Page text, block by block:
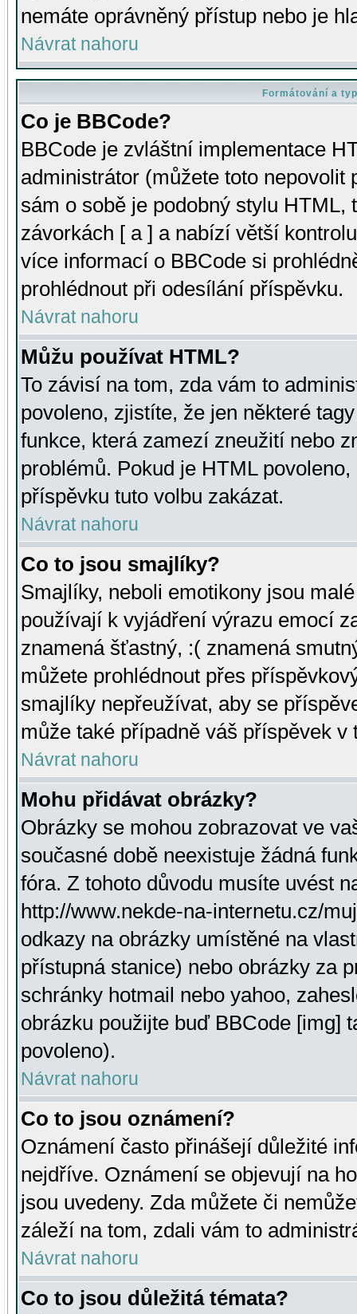
nemáte oprávněný přístup nebo je
Návrat nahoru
Formátování a
Co je BBCode?
BBCode je zvláštní implementace
administrátor (můžete toto
sám o sobě je podobný stylu HTML,
závorkách [ a ] a nabízí větší
více informací o BBCode si
prohlédnout při odesílání příspěvku.
Návrat nahoru
Můžu používat HTML?
To závisí na tom, zda vám to
povoleno, zjistíte, že jen některé
funkce, která zamezí zneužití nebo
problémů. Pokud je HTML
příspěvku tuto volbu zakázat.
Návrat nahoru
Co to jsou smajlíky?
Smajlíky, neboli emotikony jsou
používají k vyjádření výrazu emocí
znamená šťastný, :( znamená
můžete prohlédnout přes
smajlíky nepřeužívat, aby se
může také případně váš příspěvek v
Návrat nahoru
Mohu přidávat obrázky?
Obrázky se mohou zobrazovat ve
současné době neexistuje žádná
fóra. Z tohoto důvodu musíte uvést
http://www.nekde-na-internetu.cz/
odkazy na obrázky umístěné na
přístupná stanice) nebo obrázky za
schránky hotmail nebo yahoo,
obrázku použijte buď BBCode [img]
povoleno).
Návrat nahoru
Co to jsou oznámení?
Oznámení často přinášejí důležité
nejdříve. Oznámení se objevují na
jsou uvedeny. Zda můžete či
záleží na tom, zdali vám to
Návrat nahoru
Co to jsou důležitá témata?